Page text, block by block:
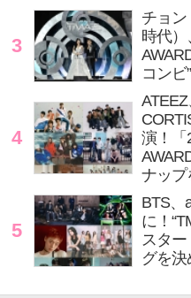
3
チョ
時代）
コンビ
4
ATEEZ
演！「
ナップ
5
BTS、
に！
スター
グを決